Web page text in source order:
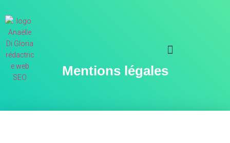
Mentions légales